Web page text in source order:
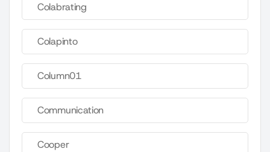
Colabrating
Colapinto
Column01
Communication
Cooper